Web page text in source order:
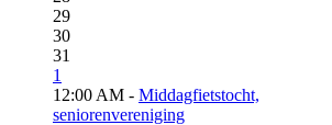
29
30
31
1
12:00 AM - Middagfietstocht,
seniorenvereniging